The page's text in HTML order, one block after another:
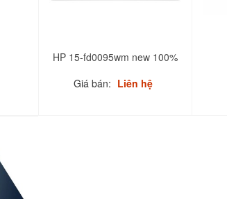
HP 15-fd0095wm new 100%
Giá bán: Liên hệ